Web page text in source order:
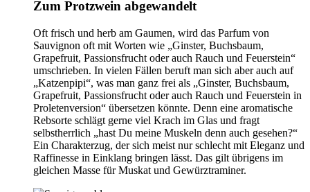
Zum Protzwein abgewandelt
Oft frisch und herb am Gaumen, wird das Parfum von
Sauvignon oft mit Worten wie „Ginster, Buchsbaum,
Grapefruit, Passionsfrucht oder auch Rauch und Feuerstein“
umschrieben. In vielen Fällen beruft man sich aber auch auf
„Katzenpipi“, was man ganz frei als „Ginster, Buchsbaum,
Grapefruit, Passionsfrucht oder auch Rauch und Feuerstein in
Proletenversion“ übersetzen könnte. Denn eine aromatische
Rebsorte schlägt gerne viel Krach im Glas und fragt
selbstherrlich „hast Du meine Muskeln denn auch gesehen?“
Ein Charakterzug, der sich meist nur schlecht mit Eleganz und
Raffinesse in Einklang bringen lässt. Das gilt übrigens im
gleichen Masse für Muskat und Gewürztraminer.